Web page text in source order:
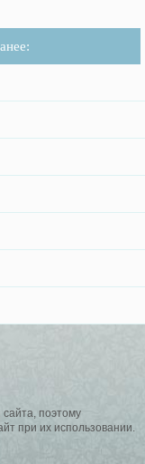
поэтому
при их использовании.